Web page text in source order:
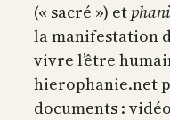
(« sacré ») et
la manifestation
vivre l’être
hierophanie.net
documents :